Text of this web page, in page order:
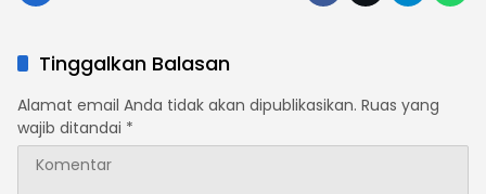
Tinggalkan Balasan
Alamat email Anda tidak akan dipublikasikan. Ruas yang
wajib ditandai *